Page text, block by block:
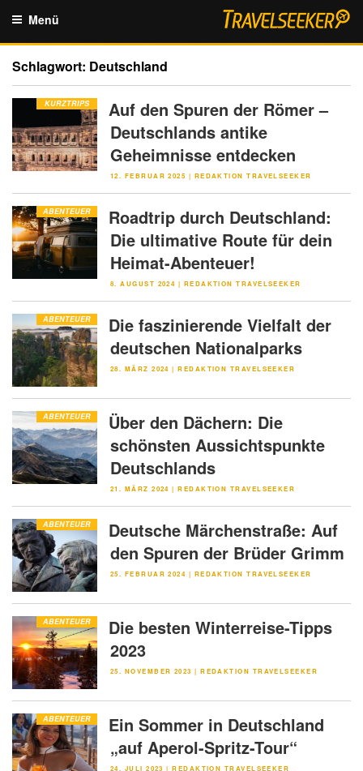
Inhalt
springen
Menü
Schlagwort: Deutschland
KURZTRIPS
Auf den Spuren der Römer –
Deutschlands antike
Geheimnisse entdecken
VERÖFFENTLICHT
12. FEBRUAR 2025 | REDAKTION TRAVELSEEKER
ABENTEUER
Roadtrip durch Deutschland:
Die ultimative Route für dein
Heimat-Abenteuer!
VERÖFFENTLICHT
8. AUGUST 2024 | REDAKTION TRAVELSEEKER
ABENTEUER
Die faszinierende Vielfalt der
deutschen Nationalparks
VERÖFFENTLICHT
28. MÄRZ 2024 |REDAKTION TRAVELSEEKER
ABENTEUER
Über den Dächern: Die
schönsten Aussichtspunkte
Deutschlands
VERÖFFENTLICHT
21. MÄRZ 2024 |REDAKTION TRAVELSEEKER
ABENTEUER
Deutsche Märchenstraße: Auf
den Spuren der Brüder Grimm
VERÖFFENTLICHT
25. FEBRUAR 2024 | REDAKTION TRAVELSEEKER
ABENTEUER
Die besten Winterreise-Tipps
2023
VERÖFFENTLICHT
25. NOVEMBER 2023 |REDAKTION TRAVELSEEKER
ABENTEUER
Ein Sommer in Deutschland
„auf Aperol-Spritz-Tour“
VERÖFFENTLICHT
24. JULI 2023 |REDAKTION TRAVELSEEKER